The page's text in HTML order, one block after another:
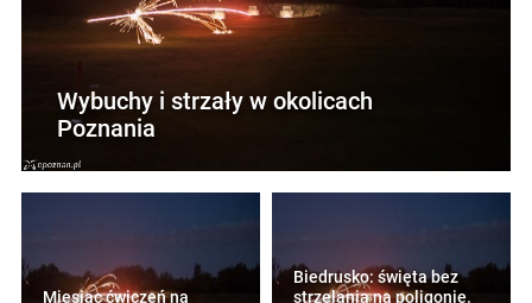
Wybuchy i strzały w okolicach
Poznania
Miesiąc ćwiczeń na
Biedrusko: święta bez
strzelania na poligonie.